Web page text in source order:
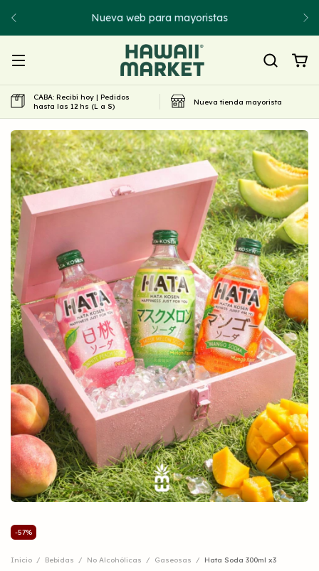
Nueva web para mayoristas
CABA: Recibí hoy | Pedidos
hasta las 12 hs (L a S)
Nueva tienda mayorista
-57%
Inicio / Bebidas / No Alcohólicas / Gaseosas / Hata Soda 300ml x3